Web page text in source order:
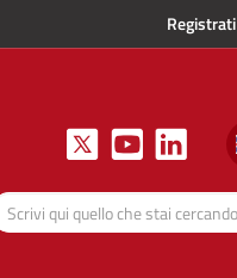
Registrati